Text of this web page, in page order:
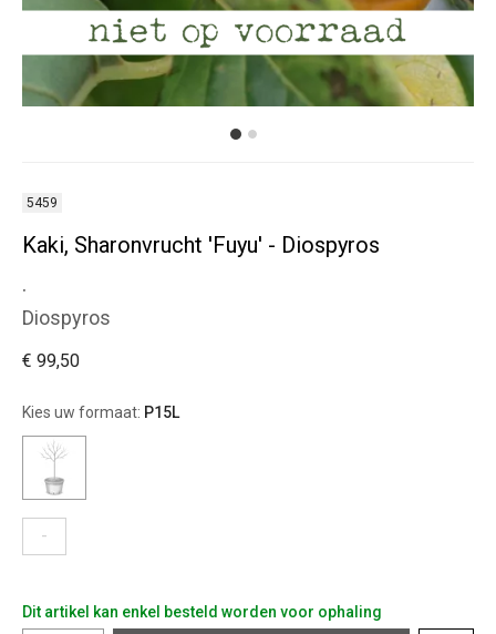
5459
Kaki, Sharonvrucht 'Fuyu' - Diospyros
.
Diospyros
€ 99,50
Kies uw formaat: P15L
-
Dit artikel kan enkel besteld worden voor ophaling